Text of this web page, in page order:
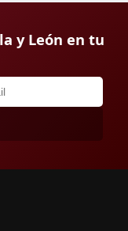
y León en tu